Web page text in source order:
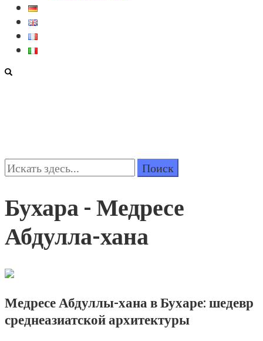
Поиск:
Бухара - Медресе
Абдулла-хана
Медресе Абдуллы-хана в Бухаре: шедевр
среднеазиатской архитектуры